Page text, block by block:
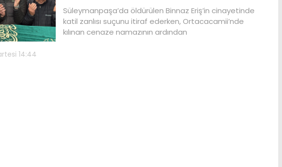
Süleymanpaşa’da öldürülen Binnaz Eriş’in cinayetinde
katil zanlısı suçunu itiraf ederken, Ortacacamii’nde
kılınan cenaze namazının ardından
14:44